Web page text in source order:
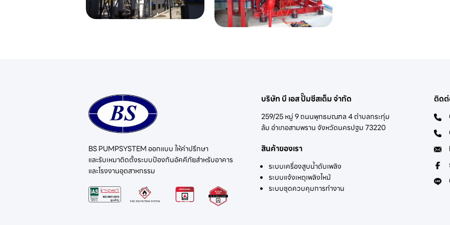
BS PUMPSYSTEM ออกแบบ ให้คำปรึกษา
และรับเหมาติดตั้งระบบป้องกันอัคคีภัยสำหรับอาคาร
บริษัท บี เอส ปั๊มซีสเต็ม จำกัด
259/25 หมู่ 9 ถนนพุทธมณฑล 4 ตำบลกระทุ่ม
ล้ม อำเภอสามพราน จังหวัดนครปฐม 73220
สินค้าของเรา
ระบบเครื่องสูบน้ำดับเพลิง
ระบบแจ้งเหตุเพลิงไหม้
ระบบชุดควบคุมการทำงาน
ติด